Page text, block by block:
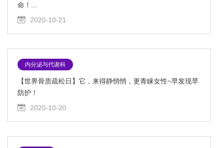
命！...
2020-10-21
内分泌与代谢科
【世界骨质疏松日】它，来得静悄悄，更青睐女性~早发现早
防护！
2020-10-20